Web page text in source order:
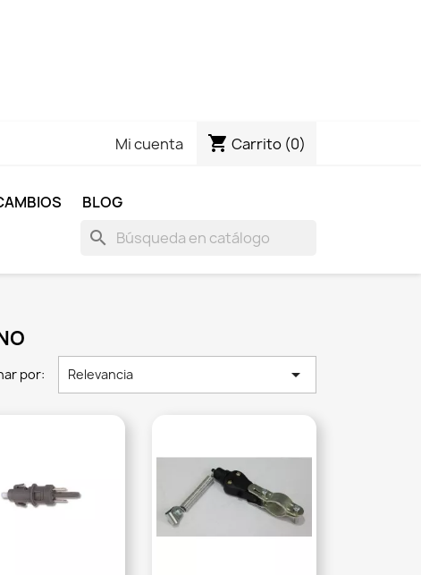
Mi cuenta shopping_cart Carrito (0)
BLOG
search
por: Relevancia 